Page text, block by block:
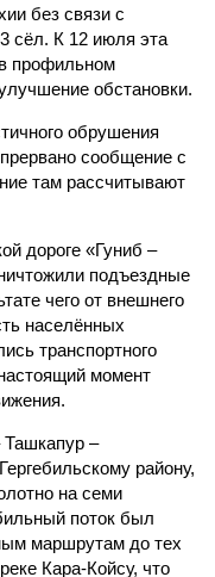
без связи с
сёл. К 12 июля эта
профильном
обстановки.
обрушения
сообщение с
там рассчитывают
дороге «Гуниб –
подъездные
чего от внешнего
населённых
транспортного
момент
–
району,
на семи
поток был
маршрутам до тех
Кара-Койсу, что